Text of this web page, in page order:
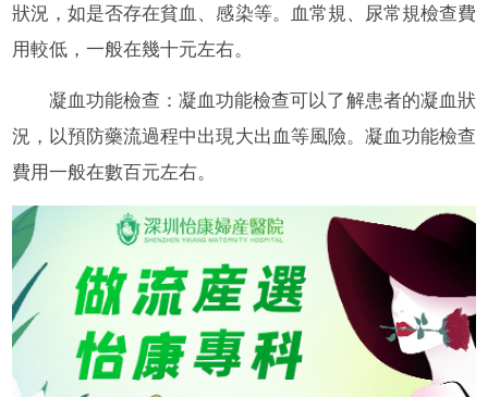
狀況，如是否存在貧血、感染等。血常規、尿常規檢查費
用較低，一般在幾十元左右。
凝血功能檢查：凝血功能檢查可以了解患者的凝血狀
況，以預防藥流過程中出現大出血等風險。凝血功能檢查
費用一般在數百元左右。